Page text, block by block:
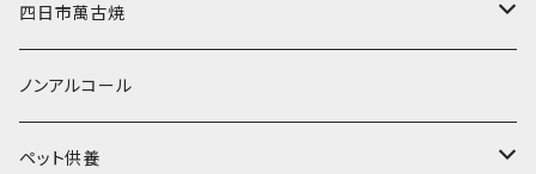
ドライアイス20ｋｇ
ドライアイス25ｋｇ
四日市萬古焼
土鍋・土釜
一般土鍋
皿・椀・丼・小物
ノンアルコール
ペット供養